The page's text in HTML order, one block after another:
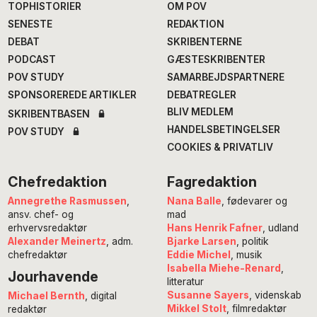
TOPHISTORIER
SENESTE
DEBAT
PODCAST
POV STUDY
SPONSOREREDE ARTIKLER
SKRIBENTBASEN
POV STUDY
OM POV
REDAKTION
SKRIBENTERNE
GÆSTESKRIBENTER
SAMARBEJDSPARTNERE
DEBATREGLER
BLIV MEDLEM
HANDELSBETINGELSER
COOKIES & PRIVATLIV
Chefredaktion
Annegrethe Rasmussen
ansv. chef- og
erhvervsredaktør
Alexander Meinertz , adm.
chefredaktør
Jourhavende
Michael Bernth , digital
redaktør
Fagredaktion
Nana Balle , fødevarer og
mad
Hans Henrik Fafner, udland
Bjarke Larsen , politik
Eddie Michel
, musik
Isabella Miehe-Renard
litteratur
Susanne Sayers , videnskab
Mikkel Stolt, filmredaktør